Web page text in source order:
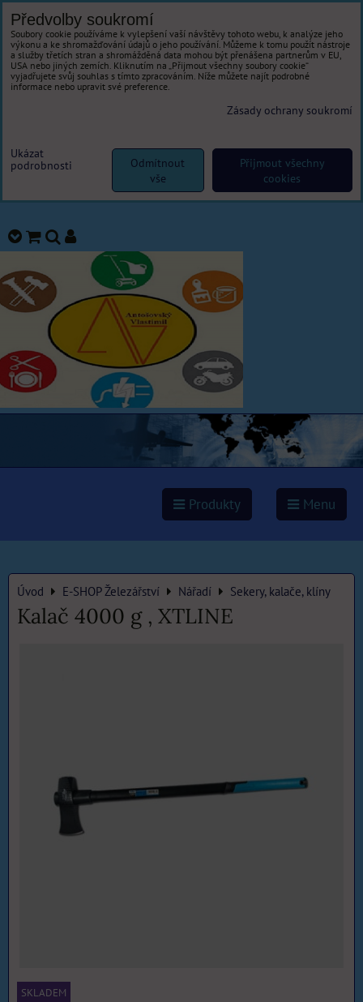
Produkty Menu
Úvod E-SHOP Železářství Nářadí Sekery, kalače, klíny
Kalač 4000 g , XTLINE
SKLADEM
Předvolby soukromí
Soubory cookie používáme k vylepšení vaší návštěvy tohoto webu, k analýze jeho
výkonu a ke shromažďování údajů o jeho používání. Můžeme k tomu použít nástroje
a služby třetích stran a shromážděná data mohou být přenášena partnerům v EU,
USA nebo jiných zemích. Kliknutím na „Přijmout všechny soubory cookie“
vyjadřujete svůj souhlas s tímto zpracováním. Níže můžete najít podrobné
informace nebo upravit své preference.
Zásady ochrany soukromí
Ukázat
podrobnosti
Přijmout všechny
cookies
Odmítnout
vše